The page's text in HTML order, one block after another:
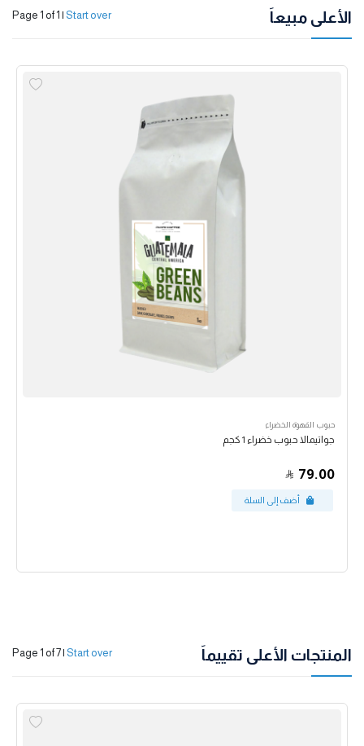
الأعلى مبيعاً Page 1 of 1 | Start over
حبوب القهوة الخضراء
جواتيمالا حبوب خضراء 1 كجم
79.00
المنتجات الأعلى تقييماً Page 1 of 7| Start over